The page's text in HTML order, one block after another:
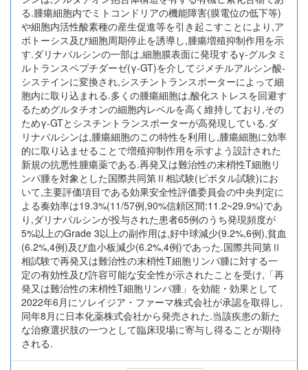
る.腫瘍細胞内でミトコンドリアの機能障害(膜電位の低下等)
や細胞内活性酸素種の産生促進等を引き起こすことにより,ア
ポトーシス及び細胞周期停止を誘導し,腫瘍増殖抑制作用を示
す.ダリナパルシンの一部は,細胞膜表面に発現するγ-グルタミ
ルトランスペプチダーゼ(γ-GT)を介してジメチルアルシン酸-
システインに変換され,シスチントランスポーターによって細
胞内に取り込まれる.多くの腫瘍細胞は,酸化ストレスを回避す
るためグルタチオンの細胞内レベルを高く維持しており,その
ためγ-GTとシスチントランスポーターが高発現している.ダ
リナパルシンは,腫瘍細胞のこの特性を利用し,腫瘍細胞に効率
的に取り込ませることで増殖抑制作用を示すよう設計された
新規の抗悪性腫瘍薬である.再発又は難治性の末梢性T細胞リ
ンパ腫を対象とした国際共同第Ⅱ相試験(ピボタル試験)にお
いて,主要評価項目である効果安全性評価委員会の中央判定に
よる奏効率は19.3%(11/57例,90%信頼区間:11.2~29.9%)であ
り,ダリナパルシンが投与された患者65例のうち発現頻度が
5%以上のGrade 3以上の副作用は,好中球減少(9.2%,6例),貧血
(6.2%,4例)及び血小板減少(6.2%,4例)であった.国際共同第Ⅱ
相試験で再発又は難治性の末梢性T細胞リンパ腫に対する一
定の有効性及び許容可能な安全性が示されたことを受け,「再
発又は難治性の末梢性T細胞リンパ腫」を効能・効果として
2022年6月にソレイジア・ファーマ株式会社が承認を取得し,
同年8月に日本化薬株式会社から発売された.当該疾患の新た
な治療選択肢の一つとして臨床現場に寄与し得ることが期待
される.